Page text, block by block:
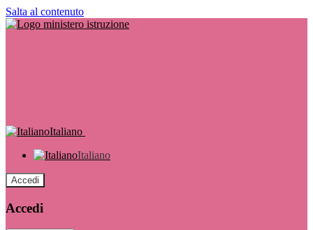
Salta al contenuto
Italiano
Italiano
Accedi
Accedi